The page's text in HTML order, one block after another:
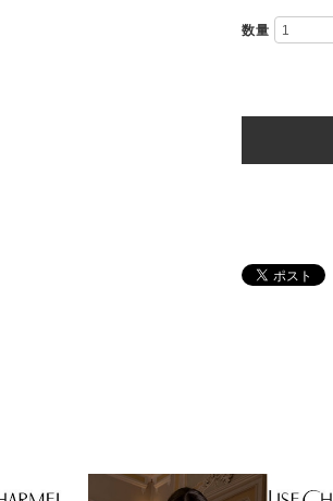
数量